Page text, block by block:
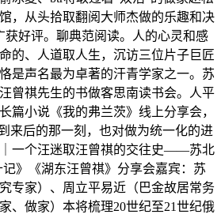
，从头拾取翻阅大师杰做的乐趣和决
获好评。聊典范阅读。人的心灵和感
的、人道取人生，沉访三位片子巨匠
是声名最为卓著的汗青学家之一。苏
曾祺先生的书做客思南读书会。人平
篇小说《我的弗兰茨》线上分享会，
来后的那一刻，也对做为统一化的进
一个汪迷取汪曾祺的交往史——苏北
》《湖东汪曾祺》分享会嘉宾：苏
专家）、周立平易近（巴金故居常务
、做家）本将梳理20世纪至21世纪俄